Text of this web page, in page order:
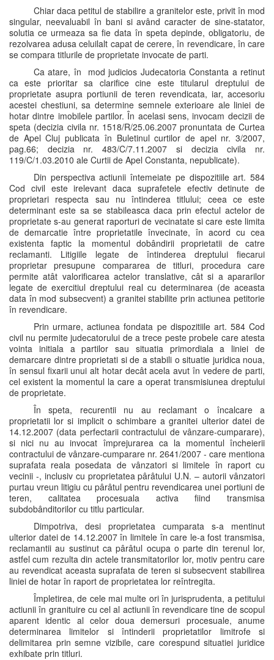
Chiar daca petitul de stabilire a granitelor este, privit în mod
singular, neevaluabil în bani si având caracter de sine-statator,
solutia ce urmeaza sa fie data în speta depinde, obligatoriu, de
rezolvarea adusa celuilalt capat de cerere, în revendicare, în care
se compara titlurile de proprietate invocate de parti.
Ca atare, în mod judicios Judecatoria Constanta a retinut
ca este prioritar sa clarifice cine este titularul dreptului de
proprietate asupra portiunii de teren revendicata, iar, accesoriu
acestei chestiuni, sa determine semnele exterioare ale liniei de
hotar dintre imobilele partilor. În acelasi sens, invocam decizii de
speta (decizia civila nr. 1518/R/25.06.2007 pronuntata de Curtea
de Apel Cluj publicata în Buletinul curtilor de apel nr. 3/2007,
pag.66; decizia nr. 483/C/7.11.2007 si decizia civila nr.
119/C/1.03.2010 ale Curtii de Apel Constanta, nepublicate).
Din perspectiva actiunii întemeiate pe dispozitiile art. 584
Cod civil este irelevant daca suprafetele efectiv detinute de
proprietari respecta sau nu întinderea titlului; ceea ce este
determinant este sa se stabileasca daca prin efectul actelor de
proprietate s-au generat raporturi de vecinatate si care este limita
de demarcatie între proprietatile învecinate, în acord cu cea
existenta faptic la momentul dobândirii proprietatii de catre
reclamanti. Litigiile legate de întinderea dreptului fiecarui
proprietar presupune compararea de titluri, procedura care
permite atât valorificarea actelor translative, cât si a apararilor
legate de exercitiul dreptului real cu determinarea (de aceasta
data în mod subsecvent) a granitei stabilite prin actiunea petitorie
în revendicare.
Prin urmare, actiunea fondata pe dispozitiile art. 584 Cod
civil nu permite judecatorului de a trece peste probele care atesta
vointa initiala a partilor sau situatia primordiala a liniei de
demarcare dintre proprietati si de a stabili o situatie juridica noua,
în sensul fixarii unui alt hotar decât acela avut în vedere de parti,
cel existent la momentul la care a operat transmisiunea dreptului
de proprietate.
În speta, recurentii nu au reclamant o încalcare a
proprietatii lor si implicit o schimbare a granitei ulterior datei de
14.12.2007 (data perfectarii contractului de vânzare-cumparare),
si nici nu au invocat împrejurarea ca la momentul încheierii
contractului de vânzare-cumparare nr. 2641/2007 - care mentiona
suprafata reala posedata de vânzatori si limitele în raport cu
vecinii -, inclusiv cu proprietatea pârâtului U.N. – autorii vânzatori
purtau vreun litigiu cu pârâtul pentru revendicarea unei portiuni de
teren, calitatea procesuala activa fiind transmisa
subdobânditorilor cu titlu particular.
Dimpotriva, desi proprietatea cumparata s-a mentinut
ulterior datei de 14.12.2007 în limitele în care le-a fost transmisa,
reclamantii au sustinut ca pârâtul ocupa o parte din terenul lor,
astfel cum rezulta din actele transmitatorilor lor, motiv pentru care
au revendicat aceasta suprafata de teren si subsecvent stabilirea
liniei de hotar în raport de proprietatea lor reîntregita.
Împletirea, de cele mai multe ori în jurisprudenta, a petitului
actiunii în granituire cu cel al actiunii în revendicare tine de scopul
aparent identic al celor doua demersuri procesuale, anume
determinarea limitelor si întinderii proprietatilor limitrofe si
delimitarea prin semne vizibile, care corespund situatiei juridice
exhibate prin titluri.